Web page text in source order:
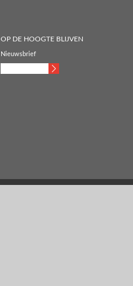
OP DE HOOGTE BLIJVEN
Nieuwsbrief